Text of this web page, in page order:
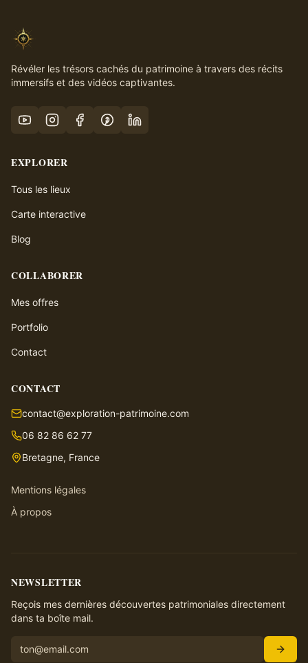
Révéler les trésors cachés du patrimoine à travers des récits
immersifs et des vidéos captivantes.
EXPLORER
Tous les lieux
Carte interactive
Blog
COLLABORER
Mes offres
Portfolio
Contact
CONTACT
contact@exploration-patrimoine.com
06 82 86 62 77
Bretagne, France
Mentions légales
À propos
NEWSLETTER
Reçois mes dernières découvertes patrimoniales directement
dans ta boîte mail.